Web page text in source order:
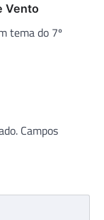
Vento
tema do 7º
Campos